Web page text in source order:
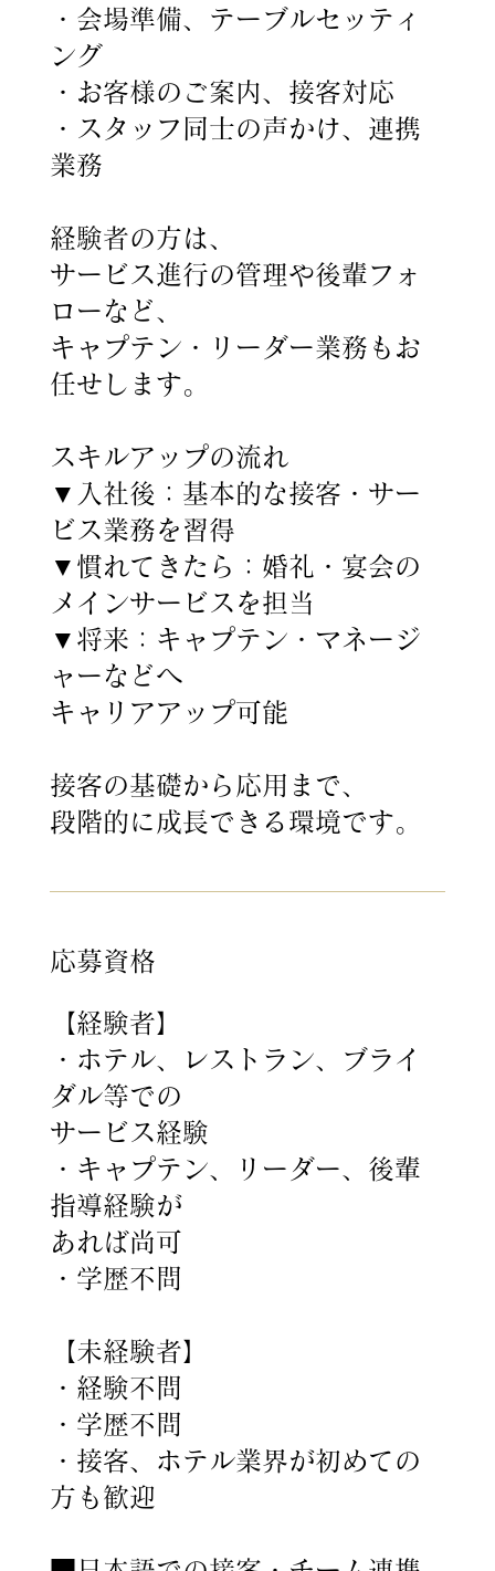
・会場準備、テーブルセッティ
ング
・お客様のご案内、接客対応
・スタッフ同士の声かけ、連携
業務
経験者の方は、
サービス進行の管理や後輩フォ
ローなど、
キャプテン・リーダー業務もお
任せします。
スキルアップの流れ
▼入社後：基本的な接客・サー
ビス業務を習得
▼慣れてきたら：婚礼・宴会の
メインサービスを担当
▼将来：キャプテン・マネージ
ャーなどへ
キャリアアップ可能
接客の基礎から応用まで、
段階的に成長できる環境です。
応募資格
【経験者】
・ホテル、レストラン、ブライ
ダル等での
サービス経験
・キャプテン、リーダー、後輩
指導経験が
あれば尚可
・学歴不問
【未経験者】
・経験不問
・学歴不問
・接客、ホテル業界が初めての
方も歓迎